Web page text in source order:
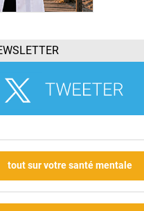
tout sur votre santé mentale